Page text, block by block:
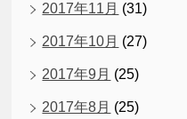
2017年11月 (31)
2017年10月 (27)
2017年9月 (25)
2017年8月 (25)